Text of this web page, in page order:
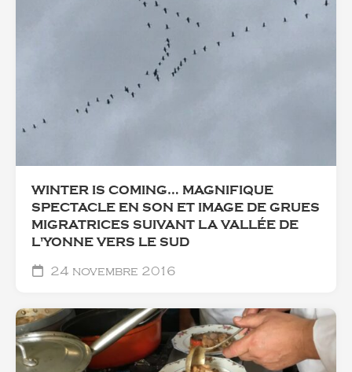
WINTER IS COMING… MAGNIFIQUE
SPECTACLE EN SON ET IMAGE DE GRUES
MIGRATRICES SUIVANT LA VALLÉE DE
L'YONNE VERS LE SUD
24 novembre 2016